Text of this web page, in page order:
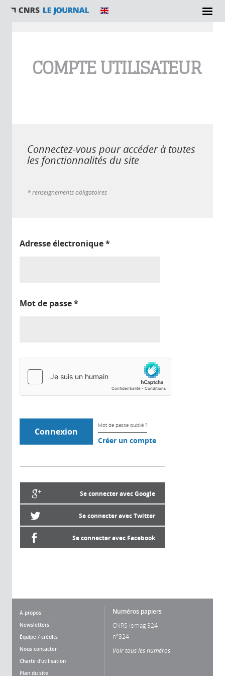
COMPTE UTILISATEUR
Connectez-vous pour accéder à toutes
les fonctionnalités du site
* renseignements obligatoires
Adresse électronique*
Mot de passe*
Mot de passe oublié ?
Créer un compte
Se connecter avec Google
Se connecter avec Twitter
Se connecter avec Facebook
À propos
Newsletters
Équipe / crédits
Nous contacter
Charte d'utilisation
Plan du site
Numéros papiers
CNRS lemag 324
n°324
Voir tous les numéros